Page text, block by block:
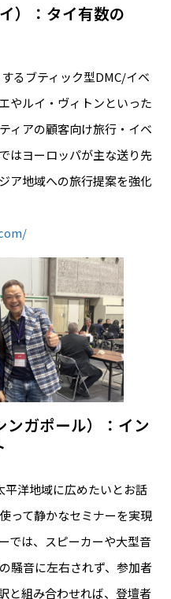
）：タイ有数の
るブティック型DMC/イベ
やルイ・ヴィトンといった
ィアの顧客向け旅行・イベ
はヨーロッパが主な送り先
ア地域への旅行提案を強化
ンガポール）：イン
洋地域に広めたいとお話
って静かなセミナーを実現
では、スピーカーや大型音
騒音に左右されず、参加者
と組み合わせれば、登壇者